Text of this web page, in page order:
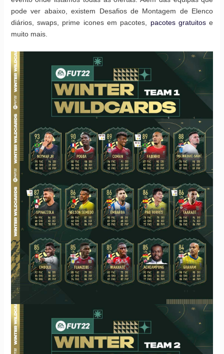
pode ver abaixo, existem Desafios de Montagem de Elenco
diários, swaps, prime icones em pacotes, pacotes gratuitos e
muito mais.